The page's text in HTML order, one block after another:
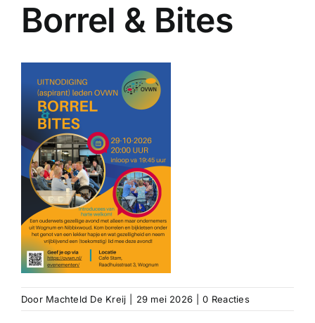
Borrel & Bites
Door Machteld De Kreij 29 mei 2026 0 Reacties